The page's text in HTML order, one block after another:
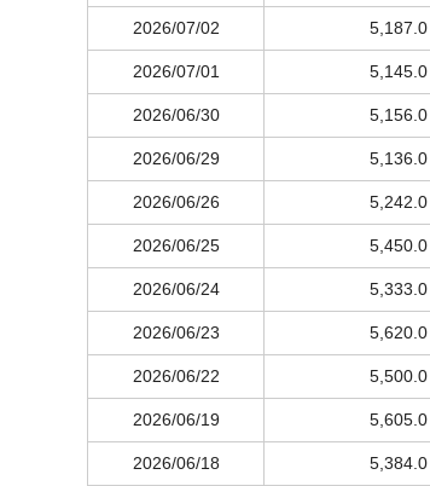
2026/07/02 5,187.0
2026/07/01 5,145.0
2026/06/30 5,156.0
2026/06/29 5,136.0
2026/06/26 5,242.0
2026/06/25 5,450.0
2026/06/24 5,333.0
2026/06/23 5,620.0
2026/06/22 5,500.0
2026/06/19 5,605.0
2026/06/18 5,384.0